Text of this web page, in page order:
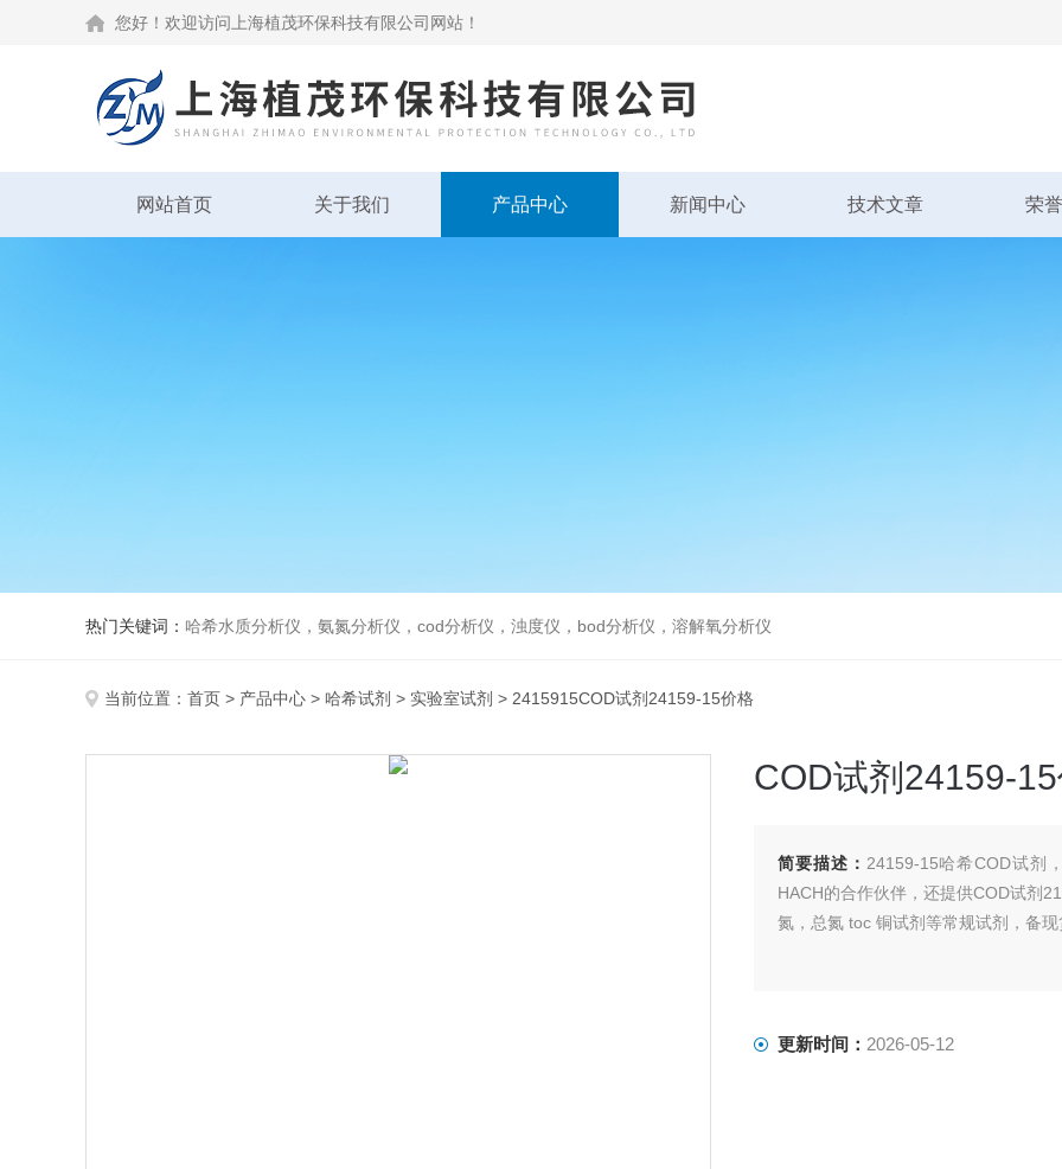
您好！欢迎访问上海植茂环保科技有限公司网站！
网站首页 关于我们 产品中心 新闻中心 技术文章 荣
热门关键词： 哈希水质分析仪，氨氮分析仪，cod分析仪，浊度仪，bod分析仪，溶解氧分析仪
当前位置： 首页 > 产品中心 > 哈希试剂 > 实验室试剂 > 2415915COD试剂24159-15价格
COD试剂24159-
简要描述： 24159-15哈希COD试剂
HACH的合作伙伴，还提供COD试剂
氮，总氮 toc 铜试剂等常规试剂，备现
更新时间： 2026-05-12